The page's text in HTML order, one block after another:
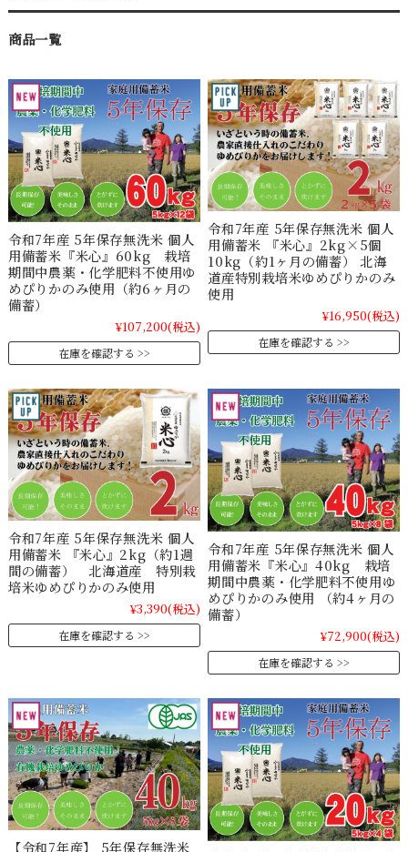
商品一覧
令和7年産 5年保存無洗米 個人
用備蓄米『米心』60kg 栽培
期間中農薬・化学肥料不使用ゆ
めぴりかのみ使用（約6ヶ月の
備蓄）
¥107,200(税込)
在庫を確認する
令和7年産 5年保存無洗米 個人
用備蓄米 『米心』2kg×5個
10kg（約1ヶ月の備蓄） 北海
道産特別栽培米ゆめぴりかのみ
使用
¥16,950(税込)
在庫を確認する
令和7年産 5年保存無洗米 個人
用備蓄米 『米心』2kg（約1週
間の備蓄） 北海道産 特別栽
培米ゆめぴりかのみ使用
¥3,390(税込)
在庫を確認する
令和7年産 5年保存無洗米 個人
用備蓄米『米心』40kg 栽培
期間中農薬・化学肥料不使用ゆ
めぴりかのみ使用 （約4ヶ月の
備蓄）
¥72,900(税込)
在庫を確認する
【令和7年産】 5年保存無洗米